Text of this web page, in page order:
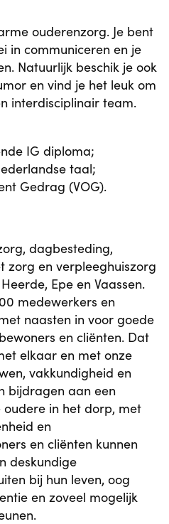
ouderenzorg. Je bent
in communiceren en je
Natuurlijk beschik je ook
en vind je het leuk om
interdisciplinair team.
IG diploma;
taal;
Gedrag (VOG).
dagbesteding,
zorg en verpleeghuiszorg
Epe en Vaassen.
medewerkers en
naasten in voor goede
en cliënten. Dat
elkaar en met onze
vakkundigheid en
bijdragen aan een
in het dorp, met
en
en cliënten kunnen
deskundige
bij hun leven, oog
en zoveel mogelijk